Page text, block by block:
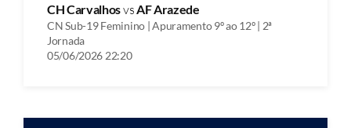
CH Carvalhosvs AF Arazede
CN Sub-19 Feminino | Apuramento 9º ao 12º | 2ª
Jornada
05/06/2026 22:20